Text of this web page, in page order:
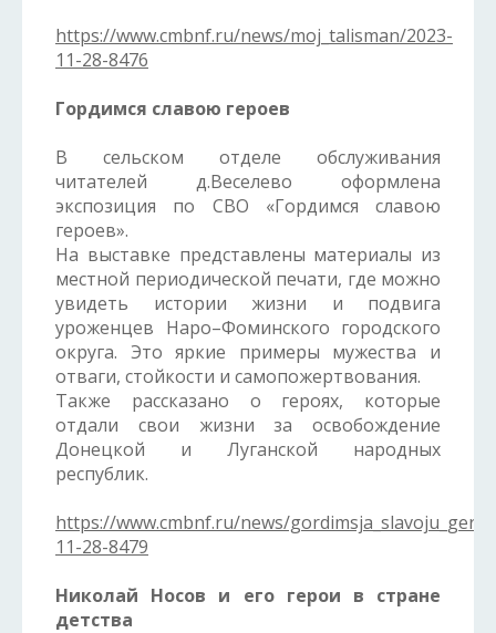
https://www.cmbnf.ru/news/moj_talisman/2023-
11-28-8476
Гордимся славою героев
В сельском отделе обслуживания
читателей д.Веселево оформлена
экспозиция по СВО «Гордимся славою
героев».
На выставке представлены материалы из
местной периодической печати, где можно
увидеть истории жизни и подвига
уроженцев Наро–Фоминского городского
округа. Это яркие примеры мужества и
отваги, стойкости и самопожертвования.
Также рассказано о героях, которые
отдали свои жизни за освобождение
Донецкой и Луганской народных
республик.
https://www.cmbnf.ru/news/
11-28-8479
Николай Носов и его герои в стране
детства